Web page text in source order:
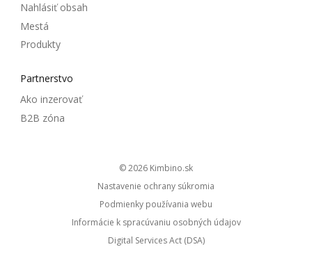
Nahlásiť obsah
Mestá
Produkty
Partnerstvo
Ako inzerovať
B2B zóna
© 2026
kimbino.sk
Nastavenie ochrany súkromia
Podmienky používania webu
Informácie k spracúvaniu osobných údajov
Digital Services Act (DSA)